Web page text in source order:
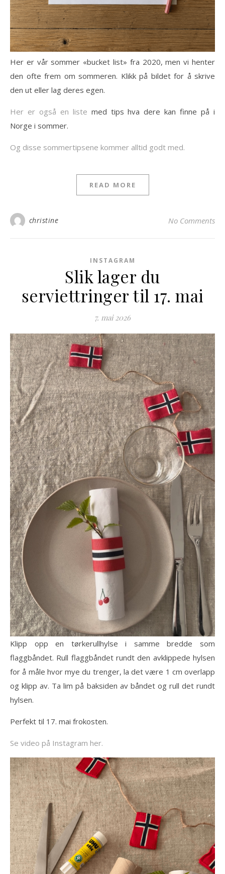
Her er vår sommer «bucket list» fra 2020, men vi henter
den ofte frem om sommeren. Klikk på bildet for å skrive
den ut eller lag deres egen.
Her er også en liste med tips hva dere kan finne på i
Norge i sommer.
Og disse sommertipsene kommer alltid godt med.
READ MORE
christine No Comments
INSTAGRAM
Slik lager du
serviettringer til 17. mai
7. mai 2026
Klipp opp en tørkerullhylse i samme bredde som
flaggbåndet. Rull flaggbåndet rundt den avklippede hylsen
for å måle hvor mye du trenger, la det være 1 cm overlapp
og klipp av. Ta lim på baksiden av båndet og rull det rundt
hylsen.
Perfekt til 17. mai frokosten.
Se video på Instagram her.